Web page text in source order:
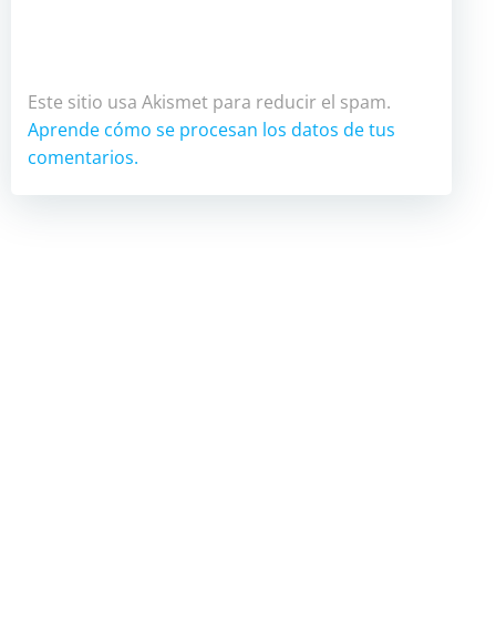
Este sitio usa Akismet para reducir el spam.
Aprende cómo se procesan los datos de tus
comentarios.